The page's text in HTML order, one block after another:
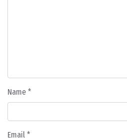
Name *
Email *